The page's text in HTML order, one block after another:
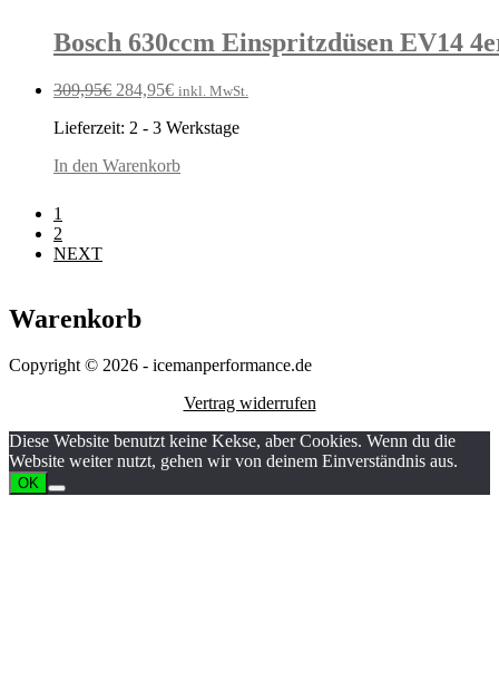
Bosch 630ccm Einspritzdüsen EV14
309,95€ Ursprünglicher
war:
284,95€Aktueller
ist:
inkl. MwSt.
Lieferzeit: 2 - 3 Werkstage
In den Warenkorb
1
2
NEXT
Warenkorb
Copyright © 2026 - icemanperformance.de
Vertrag widerrufen
Diese Website benutzt keine Kekse, aber Cookies. Wenn du die
Website weiter nutzt, gehen wir von deinem Einverständnis aus.
OK